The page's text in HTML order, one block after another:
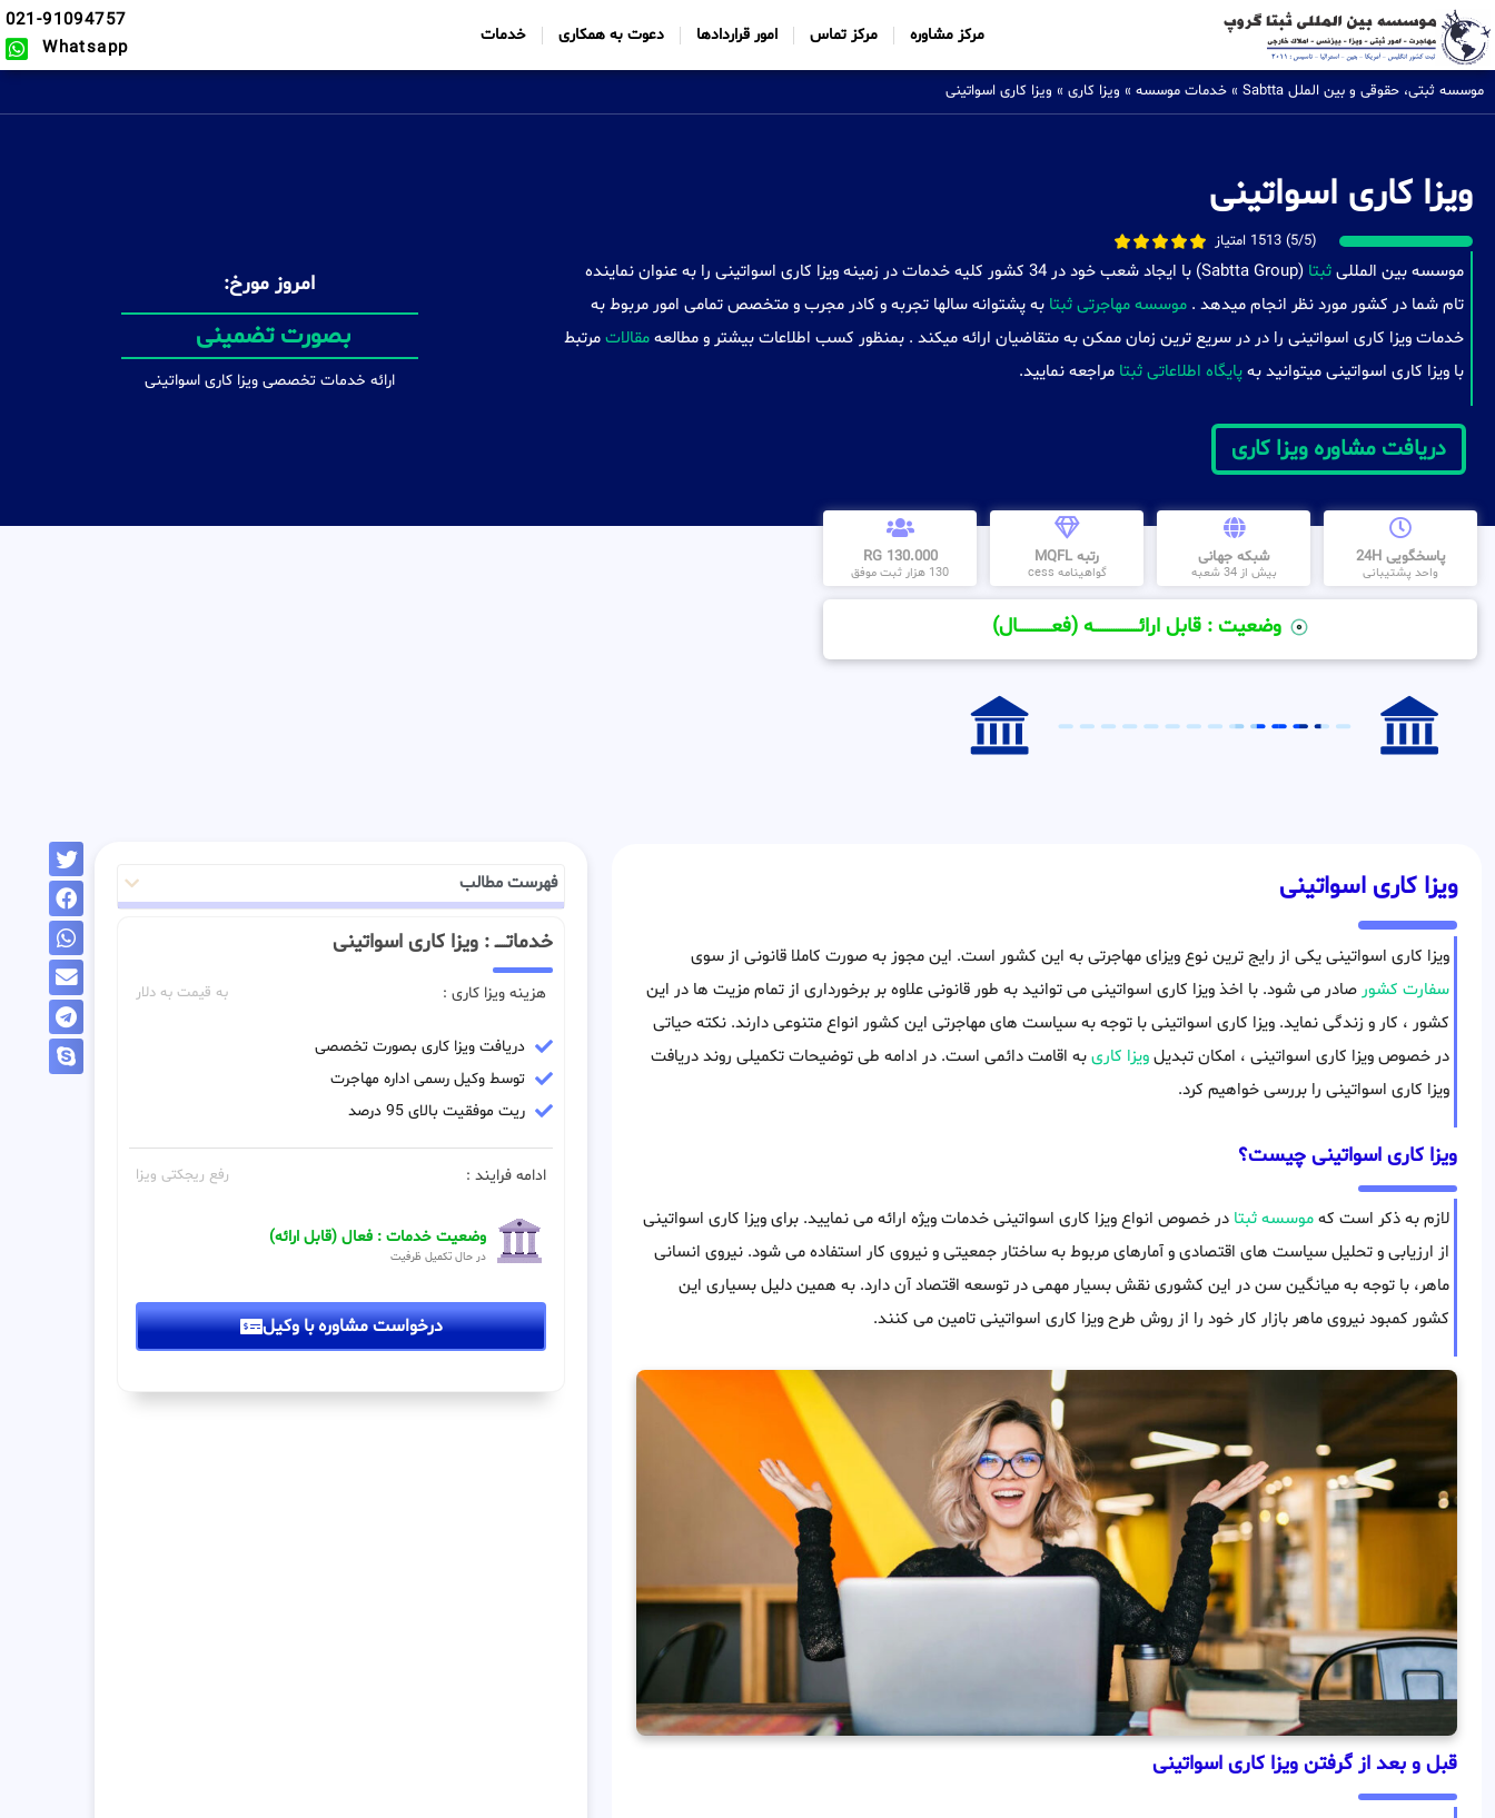
مرکز مشاوره مرکز تماس امور قراردادها دعوت به همکاری خدمات
021-91094757
Whatsapp
موسسه ثبتی، حقوقی و بین الملل Sabtta » خدمات موسسه » ویزا کاری » ویزا کاری اسواتینی
ویزا کاری اسواتینی
(5/5) 1513 امتیاز
موسسه بین المللیثبتا
(Sabtta Group) با ایجاد شعب خود در 34 کشور کلیه خدمات در زمینه ویزا کاری اسواتینی را به عنوان نماینده
تام شما در کشور مورد نظر انجام میدهد . موسسه مهاجرتی ثبتا به پشتوانه سالها تجربه و کادر مجرب و متخصص تمامی امور مربوط به
خدمات ویزا کاری اسواتینی را در در سریع ترین زمان ممکن به متقاضیان ارائه میکند . بمنظور کسب اطلاعات بیشتر و مطالعهمقالاتمرتبط
با ویزا کاری اسواتینی میتوانید بهپایگاه اطلاعاتی ثبتا مراجعه نمایید.
دریافت مشاوره ویزا کاری
امروز مورخ:
در سریع ترین زمان ممکن
ارائه خدمات تخصصی ویزا کاری اسواتینی
پاسخگویی 24H
واحد پشتیبانی
شبکه جهانی
بیش از 34 شعبه
رتبه MQFL
گواهینامه cess
130.000 RG
130 هزار ثبت موفق
وضعیت : قابل ارائــــــــــــــــــــه (فعـــــــــــــــال)
ویزا کاری اسواتینی
ویزا کاری اسواتینی یکی از رایج ترین نوع ویزای مهاجرتی به این کشور است. این مجوز به صورت کاملا قانونی از سوی
سفارت کشور صادر می شود. با اخذ ویزا کاری اسواتینی می توانید به طور قانونی علاوه بر برخورداری از تمام مزیت ها در این
کشور ، کار و زندگی نماید. ویزا کاری اسواتینی با توجه به سیاست های مهاجرتی این کشور انواع متنوعی دارند. نکته حیاتی
در خصوص ویزا کاری اسواتینی ، امکان تبدیلویزا کاریبه اقامت دائمی است. در ادامه طی توضیحات تکمیلی روند دریافت
ویزا کاری اسواتینی را بررسی خواهیم کرد.
ویزا کاری اسواتینی چیست؟
لازم به ذکر است کهموسسه ثبتا در خصوص انواع ویزا کاری اسواتینی خدمات ویژه ارائه می نمایید. برای ویزا کاری اسواتینی
از ارزیابی و تحلیل سیاست های اقتصادی و آمارهای مربوط به ساختار جمعیتی و نیروی کار استفاده می شود. نیروی انسانی
ماهر، با توجه به میانگین سن در این کشوری نقش بسیار مهمی در توسعه اقتصاد آن دارد. به همین دلیل بسیاری این
کشور کمبود نیروی ماهر بازار کار خود را از روش طرح ویزا کاری اسواتینی تامین می کنند.
قبل و بعد از گرفتن ویزا کاری اسواتینی
فهرست مطالب
خدماتـــــ : ویزا کاری اسواتینی
هزینه ویزا کاری : به قیمت به دلار
دریافت ویزا کاری بصورت تخصصی
توسط وکیل رسمی اداره مهاجرت
ریت موفقیت بالای 95 درصد
ادامه فرایند : رفع ریجکتی ویزا
وضعیت خدمات : فعال (قابل ارائه)
در حال تکمیل ظرفیت
درخواست مشاوره با وکیل